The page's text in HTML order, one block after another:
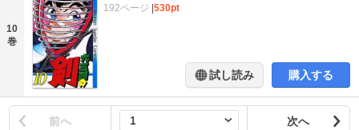
10
巻
192ページ |530pt
試し読み 購入する
前へ 次へ